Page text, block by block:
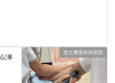
安土整形外科医院
記事